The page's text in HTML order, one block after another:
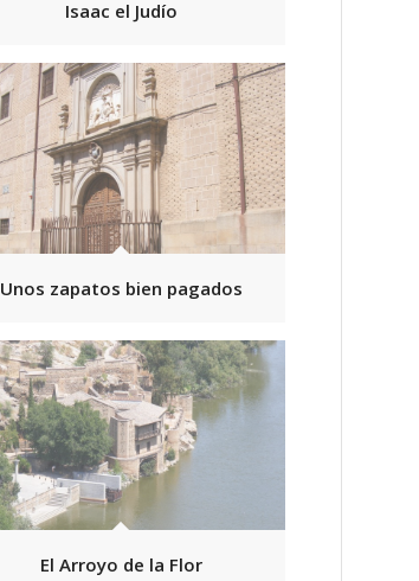
Isaac el Judío
Unos zapatos bien pagados
El Arroyo de la Flor